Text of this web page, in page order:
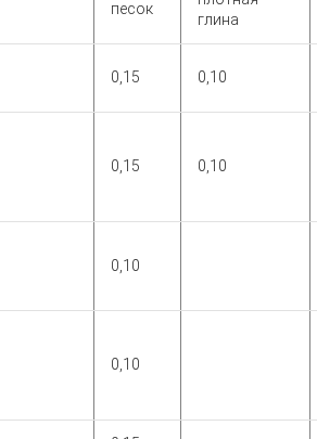
песок
глина
0,15 0,10
0,15 0,10
0,10
0,10